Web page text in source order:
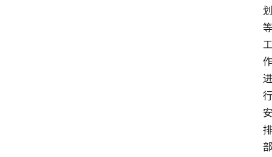
划
等
工
作
进
行
安
排
部